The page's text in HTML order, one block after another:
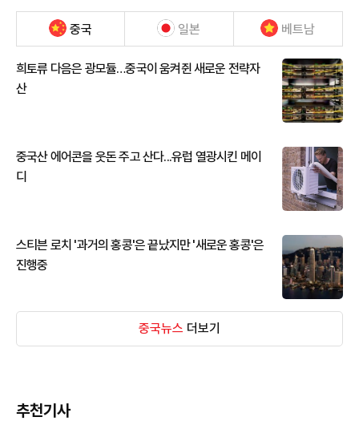
중국 일본 베트남
희토류 다음은 광모듈…중국이 움켜쥔 새로운 전략자
산
중국산 에어콘을 웃돈 주고 산다...유럽 열광시킨 메이
디
스티븐 로치 '과거의 홍콩'은 끝났지만 '새로운 홍콩'은
진행중
중국뉴스 더보기
추천기사